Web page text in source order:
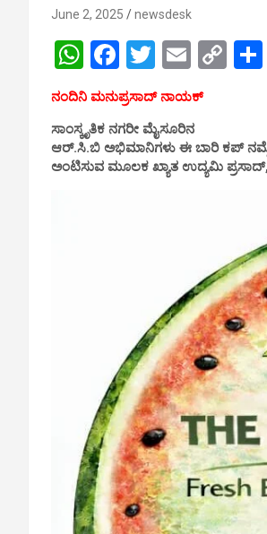
June 2, 2025 newsdesk
W
h
at
s
A
F
a
ce
b
o
T
wi
tt
er
E
m
ail
C
Li
n
ನಂದಿನಿ ಮನುಪ್ರಸಾದ್ ನಾಯಕ್
ಸಾಂಸ್ಕೃತಿಕ ನಗರೀ ಮೈಸೂರಿನ
ಆರ್.ಸಿ.ಬಿ ಅಭಿಮಾನಿಗಳು ಈ ಬಾರಿ ಕಪ್
ಅಂಟಿಸುವ ಮೂಲಕ ಖ್ಯಾತ ಉದ್ಯಮಿ